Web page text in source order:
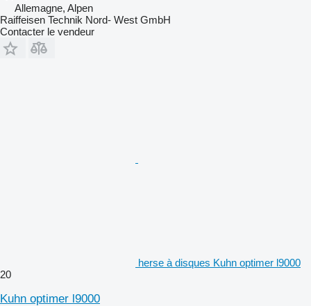
Allemagne, Alpen
Raiffeisen Technik Nord- West GmbH
Contacter le vendeur
herse à disques Kuhn optimer l9000
20
Kuhn optimer l9000